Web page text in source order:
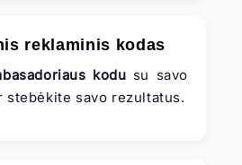
reklaminis kodas
kodu su savo
stebėkite savo rezultatus.